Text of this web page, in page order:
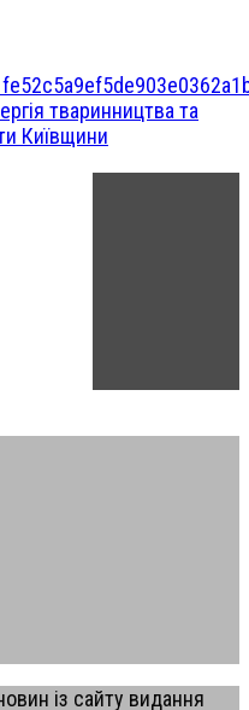
тваринництва та
Київщини
із сайту видання